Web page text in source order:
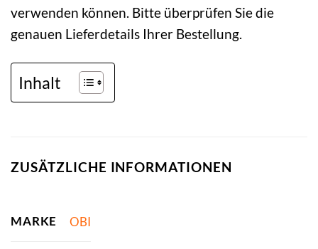
verwenden können. Bitte überprüfen Sie die
genauen Lieferdetails Ihrer Bestellung.
Inhalt
ZUSÄTZLICHE INFORMATIONEN
MARKE OBI